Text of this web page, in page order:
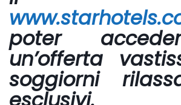
poter
un’offerta
soggiorni